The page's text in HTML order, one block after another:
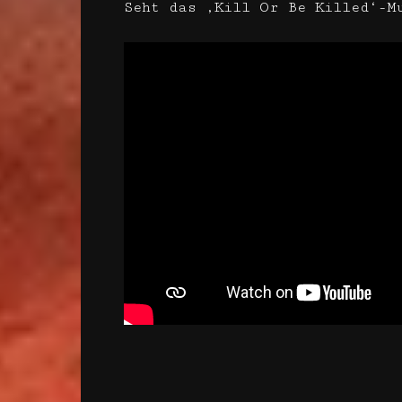
Seht das ‚Kill Or Be Killed‘-